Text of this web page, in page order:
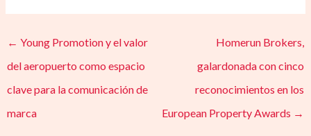
← Young Promotion y el valor
del aeropuerto como espacio
clave para la comunicación de
marca
Homerun Brokers,
galardonada con cinco
reconocimientos en los
European Property Awards →